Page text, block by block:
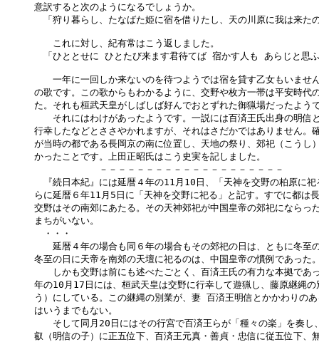
意訳すると次のようになるでしょうか。
「狩り暮らし、たなばた姫に宿を借りたし、天の川原に我は来た
これに対し、紀有常はこう返しました。
「ひととせに ひとたび来ます君待てば 宿かす人も あらじと思
一年に一回しか来ないのを待つようでは宿を貸す乙女もいませ
の歌です。この歌からもわかるように、交野や枚方一帯は平安時代
た。それも桓武天皇がしばしば好んでおとずれた御猟場だったよう
それにはわけがあったようです。一説には百済王氏出身の明信
行幸したなどとささやかれますが、それはさだかではありません。
が当時の都である長岡京の南に位置し、天地の祭り、郊祀（こうし
かったことです。上田正昭氏はこう史実を記しました。
－－－－－－－－－－－－－－－－－－－－
『続日本紀』には延暦４年の11月10日、「天神を交野の柏原に祀
らに延暦６年11月5日に「天神を交野に祀る」と記す。すでに都は
交野はその南郊にあたる。その天神郊祀が中国皇帝の郊祀にならっ
まちがいない。
・・・
延暦４年の場合も同６年の場合もその郊祀の日は、ともに冬至
冬至の日に天帝を南郊の天壇に祀るのは、中国皇帝の慣例であった
しかも交野は前にも述べたごとく、百済王氏の有力な本拠であ
年の10月17日には、桓武天皇は交野に行幸して遊猟し、藤原継縄
う）にしている。この継縄の別業が、妻 百済王明信とかかわりの
はいうまでもない。
そして同月20日にはその行宮で百済王らが「種々の楽」を奏し
叡（明信の子）に正五位下、百済王元真・善貞・忠信に従五位下、